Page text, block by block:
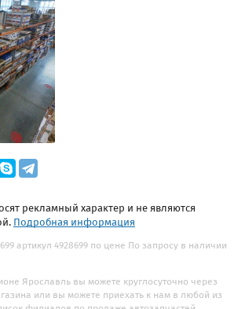
рекламный характер и не являются
Подробная информация
артикул 4928699 по цене По запросу в наличии
Ярославль вы можете круглосуточно через
или вы можете приехать к нам в любой из